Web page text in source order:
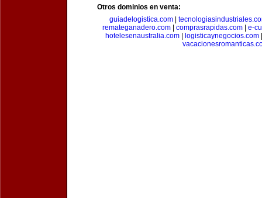
Otros dominios en venta:
guiadelogistica.com|
remateganadero.com
comprasrapidas.com
e-
hotelesenaustralia.com| logisticaynegocios.com